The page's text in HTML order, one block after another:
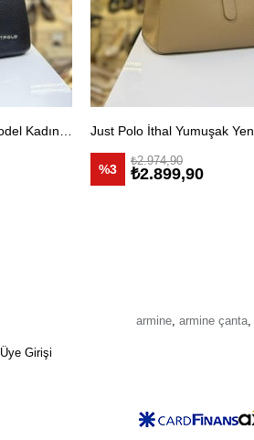
%3 ₺2.899,90
₺2.974,90
armine, armine çanta,
Üye Girişi